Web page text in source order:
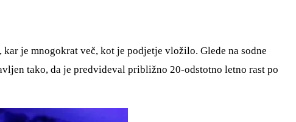
je mnogokrat več, kot je podjetje vložilo. Glede na sodne
tako, da je predvideval približno 20-odstotno letno rast po